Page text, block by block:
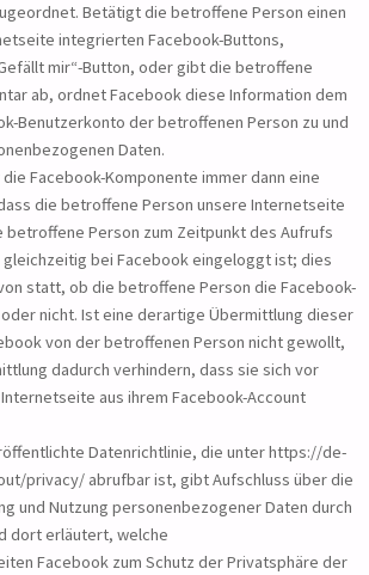
Betätigt die betroffene Person einen
integrierten Facebook-Buttons,
mir“-Button, oder gibt die betroffene
ab, ordnet Facebook diese Information dem
Benutzerkonto der betroffenen Person zu und
Daten.
Facebook-Komponente immer dann eine
die betroffene Person unsere Internetseite
betroffene Person zum Zeitpunkt des Aufrufs
bei Facebook eingeloggt ist; dies
statt, ob die betroffene Person die Facebook-
nicht. Ist eine derartige Übermittlung dieser
von der betroffenen Person nicht gewollt,
dadurch verhindern, dass sie sich vor
aus ihrem Facebook-Account
Datenrichtlinie, die unter https://de-
privacy/ abrufbar ist, gibt Aufschluss über die
und Nutzung personenbezogener Daten durch
dort erläutert, welche
Facebook zum Schutz der Privatsphäre der